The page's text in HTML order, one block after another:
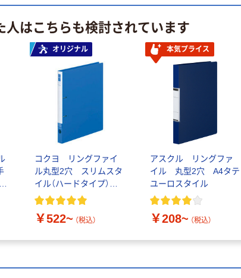
人はこちらも検討されています
オリジナル
コクヨ リングファイ
ル丸型2穴 スリムスタ
イル（ハードタイプ）
A4タテワイド 背幅
￥522~ （税込）
本気プライス
アスクル リングファ
イル 丸型2穴 A4タテ
ユーロスタイル
￥208~ （税込）